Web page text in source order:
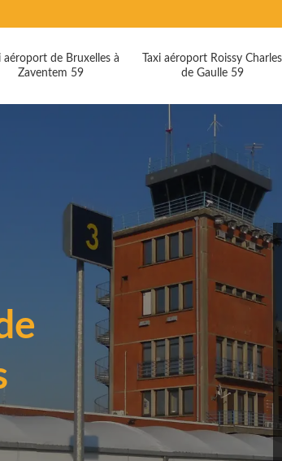
aéroport de Bruxelles à
Zaventem 59
Taxi aéroport Roissy Charles
de Gaulle 59